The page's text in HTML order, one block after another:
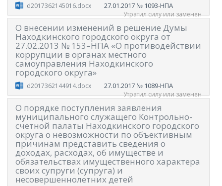
d2017362145016.docx 27.01.2017 № 1093-НПА
Утратил силу или заменен
О внесении изменений в решение Думы
Находкинского городского округа от
27.02.2013 № 153–НПА «О противодействии
коррупции в органах местного
самоуправления Находкинского
городского округа»
d2017362144914.docx 27.01.2017 № 1089-НПА
Утратил силу или заменен
О порядке поступления заявления
муниципального служащего Контрольно-
счетной палаты Находкинского городского
округа о невозможности по объективным
причинам представить сведения о
доходах, расходах, об имуществе и
обязательствах имущественного характера
своих супруги (супруга) и
несовершеннолетних детей